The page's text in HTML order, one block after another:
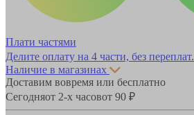
Плати частями
Делите оплату на 4 части, без переплат.
Наличие в магазинах
Доставим вовремя или бесплатно
Сегодняот 2-х часовот 90 ₽